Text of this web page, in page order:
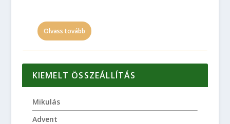
Olvass tovább
KIEMELT ÖSSZEÁLLÍTÁS
Mikulás
Advent